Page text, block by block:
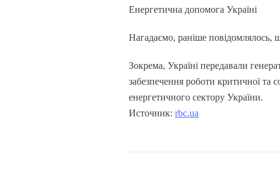
Енергетична допомога Україні
Нагадаємо, раніше повідомлялось,
Зокрема, Україні передавали
забезпечення роботи критичної та
енергетичного сектору України.
Источник: rbc.ua